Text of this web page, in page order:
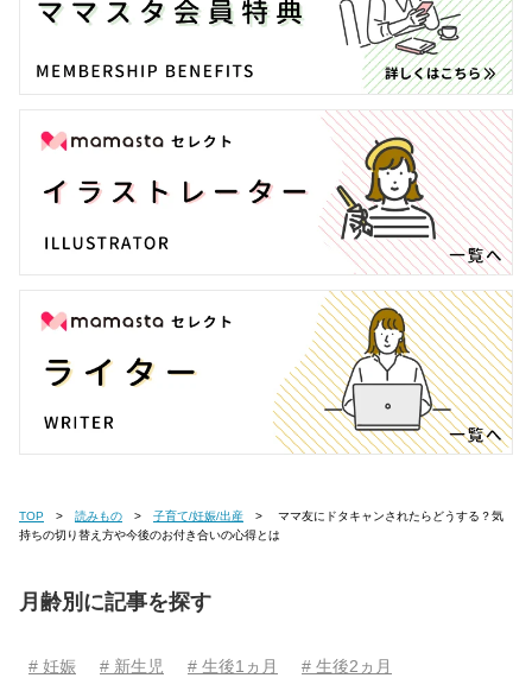
TOP 読みもの 子育て/妊娠/出産
持ちの切り替え方や今後のお付き合いの心得とは
月齢別に記事を探す
# 妊娠 # 新生児 # 生後1ヵ月
# 生後2ヵ月